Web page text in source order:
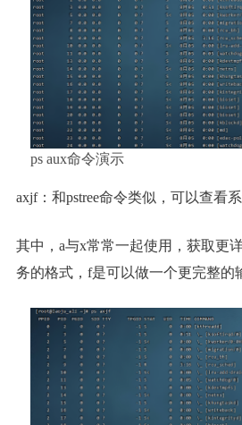
ps aux命令演示
axjf：和pstree命令类似，可以查看
其中，a与x常常一起使用，获取更
务的格式，f是可以做一个更完整的